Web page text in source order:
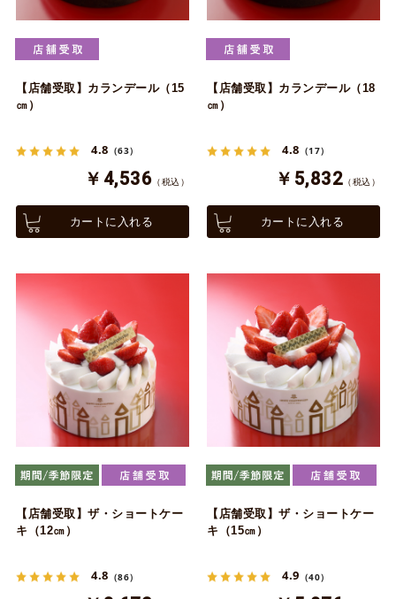
【店舗受取】カランデール（15
㎝）
4.8 （63）
￥4,536 （税込）
カートに入れる
【店舗受取】カランデール（18
㎝）
4.8 （17）
￥5,832 （税込）
カートに入れる
【店舗受取】ザ・ショートケー
キ（12㎝）
4.8 （86）
【店舗受取】ザ・ショートケー
キ（15㎝）
4.9 （40）